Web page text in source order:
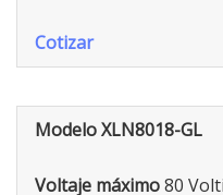
Cotizar
Modelo XLN8018-GL
Voltaje máximo80